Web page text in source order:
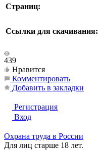
Страниц:
Ссылки для скачивания:
439
Нравится
Комментировать
Добавить в закладки
Регистрация
Вход
Охрана труда в России
Для лиц старше 18 лет.